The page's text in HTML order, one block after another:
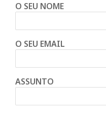
O SEU NOME
O SEU EMAIL
ASSUNTO